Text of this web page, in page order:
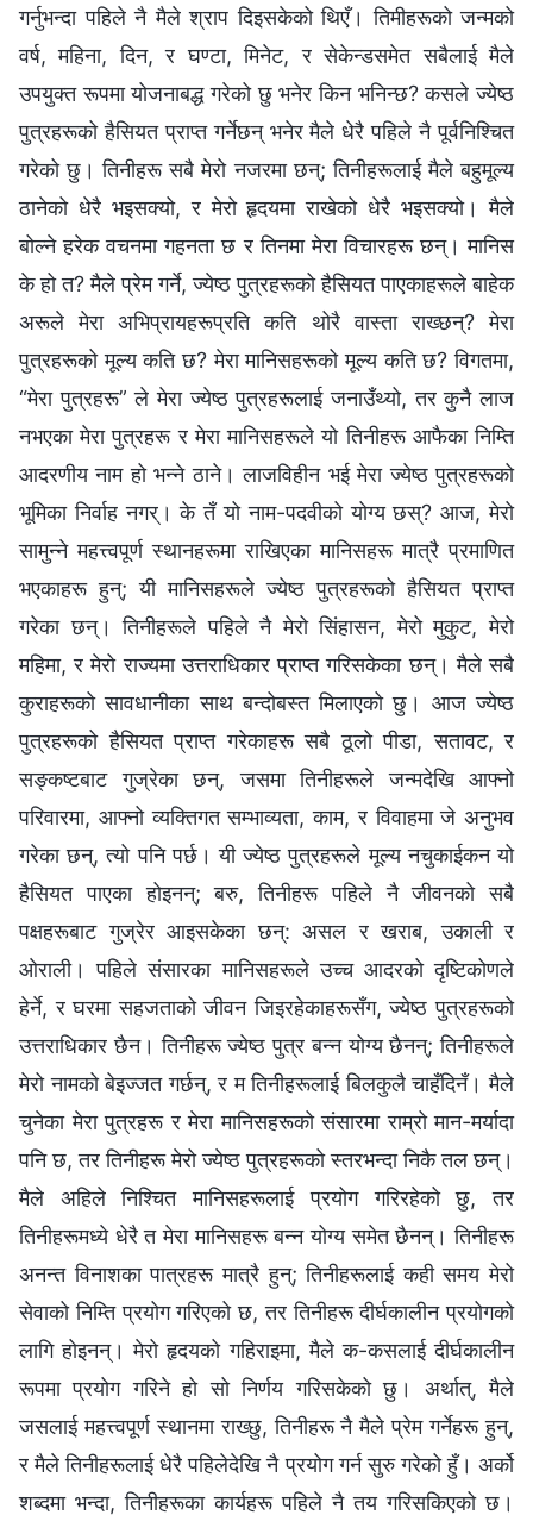
गर्नुभन्दा पहिले नै मैले श्राप दिइसकेको थिएँ। तिमीहरूको जन्‍मको
वर्ष, महिना, दिन, र घण्टा, मिनेट, र सेकेन्डसमेत सबैलाई मैले
उपयुक्त रूपमा योजनाबद्ध गरेको छु भनेर किन भनिन्छ? कसले ज्येष्ठ
पुत्रहरूको हैसियत प्राप्त गर्नेछन् भनेर मैले धेरै पहिले नै पूर्वनिश्चित
गरेको छु। तिनीहरू सबै मेरो नजरमा छन्; तिनीहरूलाई मैले बहुमूल्‍य
ठानेको धेरै भइसक्यो, र मेरो हृदयमा राखेको धेरै भइसक्यो। मैले
बोल्‍ने हरेक वचनमा गहनता छ र तिनमा मेरा विचारहरू छन्। मानिस
के हो त? मैले प्रेम गर्ने, ज्येष्ठ पुत्रहरूको हैसियत पाएकाहरूले बाहेक
अरूले मेरा अभिप्रायहरूप्रति कति थोरै वास्ता राख्छन्? मेरा
पुत्रहरूको मूल्य कति छ? मेरा मानिसहरूको मूल्य कति छ? विगतमा,
“मेरा पुत्रहरू” ले मेरा ज्येष्ठ पुत्रहरूलाई जनाउँथ्यो, तर कुनै लाज
नभएका मेरा पुत्रहरू र मेरा मानिसहरूले यो तिनीहरू आफैका निम्ति
आदरणीय नाम हो भन्‍ने ठाने। लाजविहीन भई मेरा ज्येष्ठ पुत्रहरूको
भूमिका निर्वाह नगर्। के तँ यो नाम-पदवीको योग्य छस्? आज, मेरो
सामुन्ने महत्त्वपूर्ण स्थानहरूमा राखिएका मानिसहरू मात्रै प्रमाणित
भएकाहरू हुन्; यी मानिसहरूले ज्येष्ठ पुत्रहरूको हैसियत प्राप्त
गरेका छन्। तिनीहरूले पहिले नै मेरो सिंहासन, मेरो मुकुट, मेरो
महिमा, र मेरो राज्यमा उत्तराधिकार प्राप्त गरिसकेका छन्। मैले सबै
कुराहरूको सावधानीका साथ बन्दोबस्त मिलाएको छु। आज ज्येष्ठ
पुत्रहरूको हैसियत प्राप्त गरेकाहरू सबै ठूलो पीडा, सतावट, र
सङ्कष्टबाट गुज्रेका छन्, जसमा तिनीहरूले जन्‍मदेखि आफ्‍नो
परिवारमा, आफ्‍नो व्यक्तिगत सम्भाव्यता, काम, र विवाहमा जे अनुभव
गरेका छन्, त्यो पनि पर्छ। यी ज्येष्ठ पुत्रहरूले मूल्य नचुकाईकन यो
हैसियत पाएका होइनन्; बरु, तिनीहरू पहिले नै जीवनको सबै
पक्षहरूबाट गुज्रेर आइसकेका छन्: असल र खराब, उकाली र
ओराली। पहिले संसारका मानिसहरूले उच्‍च आदरको दृष्टिकोणले
हेर्ने, र घरमा सहजताको जीवन जिइरहेकाहरूसँग, ज्येष्ठ पुत्रहरूको
उत्तराधिकार छैन। तिनीहरू ज्येष्ठ पुत्र बन्‍न योग्य छैनन्; तिनीहरूले
मेरो नामको बेइज्जत गर्छन्, र म तिनीहरूलाई बिलकुलै चाहँदिनँ। मैले
चुनेका मेरा पुत्रहरू र मेरा मानिसहरूको संसारमा राम्रो मान-मर्यादा
पनि छ, तर तिनीहरू मेरो ज्येष्ठ पुत्रहरूको स्तरभन्दा निकै तल छन्।
मैले अहिले निश्‍चित मानिसहरूलाई प्रयोग गरिरहेको छु, तर
तिनीहरूमध्ये धेरै त मेरा मानिसहरू बन्‍न योग्य समेत छैनन्। तिनीहरू
अनन्त विनाशका पात्रहरू मात्रै हुन्; तिनीहरूलाई कही समय मेरो
सेवाको निम्ति प्रयोग गरिएको छ, तर तिनीहरू दीर्घकालीन प्रयोगको
लागि होइनन्। मेरो हृदयको गहिराइमा, मैले क-कसलाई दीर्घकालीन
रूपमा प्रयोग गरिने हो सो निर्णय गरिसकेको छु। अर्थात्, मैले
जसलाई महत्त्वपूर्ण स्थानमा राख्छु, तिनीहरू नै मैले प्रेम गर्नेहरू हुन्,
र मैले तिनीहरूलाई धेरै पहिलेदेखि नै प्रयोग गर्न सुरु गरेको हुँ। अर्को
शब्‍दमा भन्दा, तिनीहरूका कार्यहरू पहिले नै तय गरिसकिएको छ।